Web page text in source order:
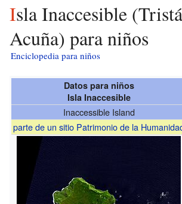
Isla Inaccesible (Tristán de
Acuña) para niños
Enciclopedia para niños
Datos para niños
Isla Inaccesible
Inaccessible Island
parte de un sitio Patrimonio de la